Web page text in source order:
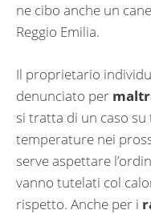
ne cibo anche un cane
Reggio Emilia.
Il proprietario
denunciato per
si tratta di un caso
temperature nei
serve aspettare
vanno tutelati col
rispetto. Anche per i